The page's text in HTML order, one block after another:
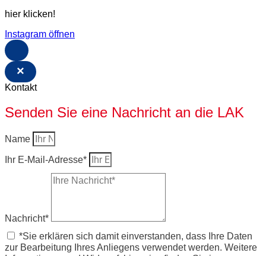
hier klicken!
Instagram öffnen
×
Kontakt
Senden Sie eine Nachricht an die LAK
Name
Ihr E-Mail-Adresse*
Nachricht*
*Sie erklären sich damit einverstanden, dass Ihre Daten
zur Bearbeitung Ihres Anliegens verwendet werden. Weitere